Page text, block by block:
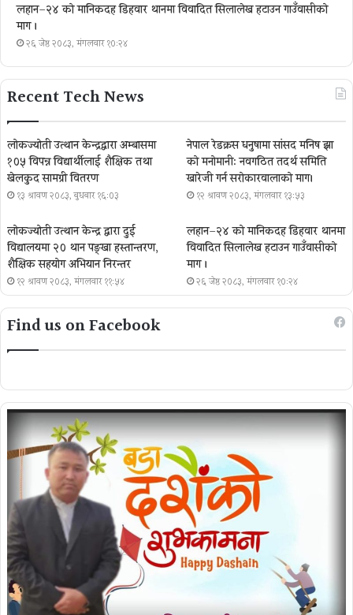
लहान–२४ को मानिकदह डिहवार थानमा विवादित सिलालेख हटाउन गाउँवासीको
माग ।
२६ जेष्ठ २०८३, मंगलवार १०:२४
Recent Tech News
लोकज्योती उत्थान केन्द्रद्वारा अम्बासमा
१०५ विपन्न विद्यार्थीलाई शैक्षिक तथा
खेलकुद सामग्री वितरण
१३ श्रावण २०८३, बुधबार १६:०३
नेपाल रेडक्रस धनुषामा सांसद मनिष झा
को मनोमानी: नवगठित तदर्थ समिति
खारेजी गर्न सरोकारवालाको माग।
१२ श्रावण २०८३, मंगलवार १३:५३
लोकज्योती उत्थान केन्द्र द्वारा दुई
विद्यालयमा २० थान पङ्खा हस्तान्तरण,
शैक्षिक सहयोग अभियान निरन्तर
१२ श्रावण २०८३, मंगलवार ११:५४
लहान–२४ को मानिकदह डिहवार थानमा
विवादित सिलालेख हटाउन गाउँवासीको
माग ।
२६ जेष्ठ २०८३, मंगलवार १०:२४
Find us on Facebook